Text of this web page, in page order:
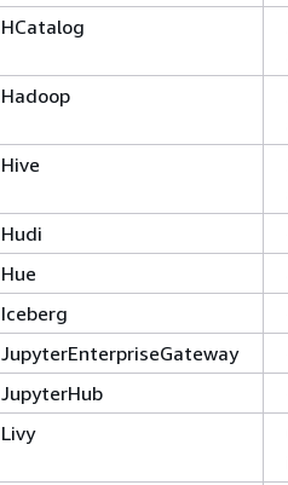
HCatalog
Hadoop
Hive
Hudi
Hue
Iceberg
JupyterEnterpriseGateway
JupyterHub
Livy